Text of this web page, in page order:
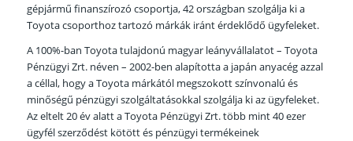
gépjármű finanszírozó csoportja, 42 országban szolgálja ki a
Toyota csoporthoz tartozó márkák iránt érdeklődő ügyfeleket.
A 100%-ban Toyota tulajdonú magyar leányvállalatot – Toyota
Pénzügyi Zrt. néven – 2002-ben alapította a japán anyacég azzal
a céllal, hogy a Toyota márkától megszokott színvonalú és
minőségű pénzügyi szolgáltatásokkal szolgálja ki az ügyfeleket.
Az eltelt 20 év alatt a Toyota Pénzügyi Zrt. több mint 40 ezer
ügyfél szerződést kötött és pénzügyi termékeinek